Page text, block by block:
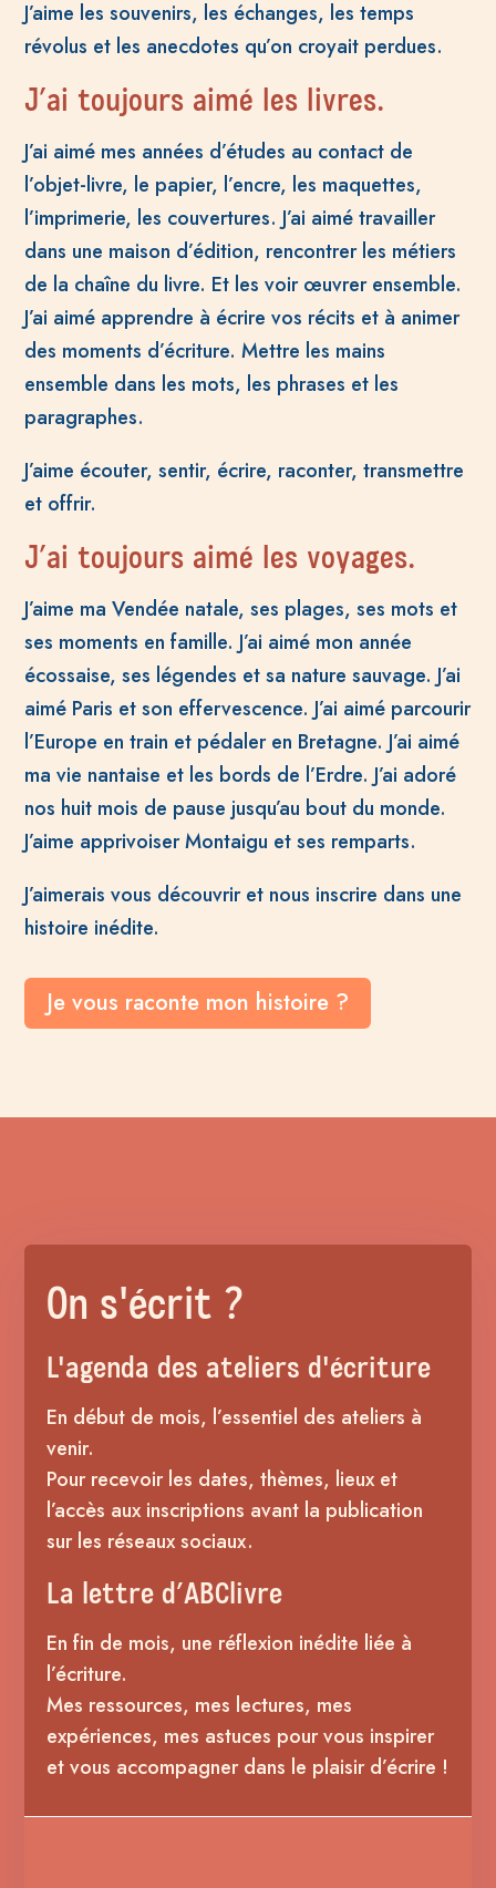
J’aime les souvenirs, les échanges, les temps
révolus et les anecdotes qu’on croyait perdues.
J’ai toujours aimé les livres.
J’ai aimé mes années d’études au contact de
l’objet-livre, le papier, l’encre, les maquettes,
l’imprimerie, les couvertures. J’ai aimé travailler
dans une maison d’édition, rencontrer les métiers
de la chaîne du livre. Et les voir œuvrer ensemble.
J’ai aimé apprendre à écrire vos récits et à animer
des moments d’écriture. Mettre les mains
ensemble dans les mots, les phrases et les
paragraphes.
J’aime écouter, sentir, écrire, raconter, transmettre
et offrir.
J’ai toujours aimé les voyages.
J’aime ma Vendée natale, ses plages, ses mots et
ses moments en famille. J’ai aimé mon année
écossaise, ses légendes et sa nature sauvage. J’ai
aimé Paris et son effervescence. J’ai aimé parcourir
l’Europe en train et pédaler en Bretagne. J’ai aimé
ma vie nantaise et les bords de l’Erdre. J’ai adoré
nos huit mois de pause jusqu’au bout du monde.
J’aime apprivoiser Montaigu et ses remparts.
J’aimerais vous découvrir et nous inscrire dans une
histoire inédite.
Je vous raconte mon histoire ?
On s'écrit ?
L'agenda des ateliers d'écriture
En début de mois, l’essentiel des ateliers à
venir.
Pour recevoir les dates, thèmes, lieux et
l’accès aux inscriptions avant la publication
sur les réseaux sociaux.
La lettre d’ABClivre
En fin de mois, une réflexion inédite liée à
l’écriture.
Mes ressources, mes lectures, mes
expériences, mes astuces pour vous inspirer
et vous accompagner dans le plaisir d’écrire !